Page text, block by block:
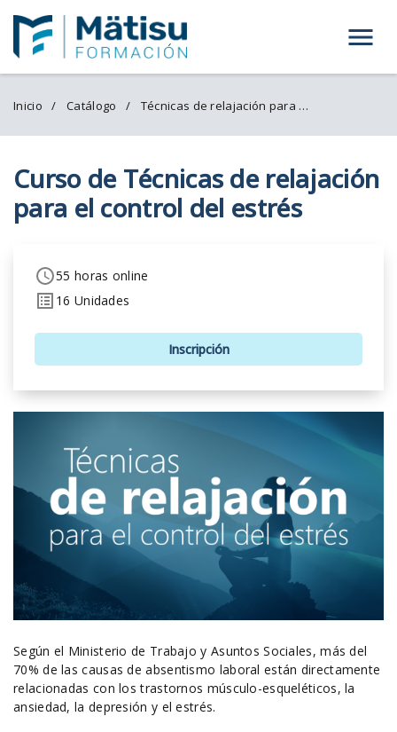
Menú
Inicio Catálogo Técnicas de relajación para el control del estrés
Curso de Técnicas de relajación
para el control del estrés
55 horas online
16 Unidades
Inscripción
Según el Ministerio de Trabajo y Asuntos Sociales, más del
70% de las causas de absentismo laboral están directamente
relacionadas con los trastornos músculo-esqueléticos, la
ansiedad, la depresión y el estrés.